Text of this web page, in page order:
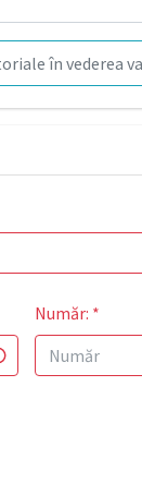
în vederea
Număr: *